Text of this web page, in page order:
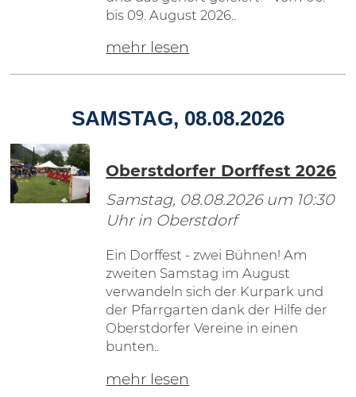
bis 09. August 2026..
mehr lesen
SAMSTAG, 08.08.2026
Oberstdorfer Dorffest 2026
Samstag, 08.08.2026um 10:30
Uhr in Oberstdorf
Ein Dorffest - zwei Bühnen! Am
zweiten Samstag im August
verwandeln sich der Kurpark und
der Pfarrgarten dank der Hilfe der
Oberstdorfer Vereine in einen
bunten..
mehr lesen